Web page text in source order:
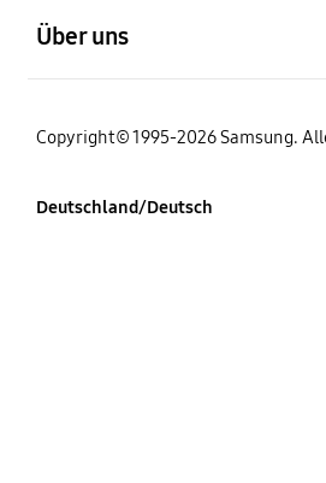
Über uns
Copyright© 1995-2026 Samsung.
Deutschland/Deutsch